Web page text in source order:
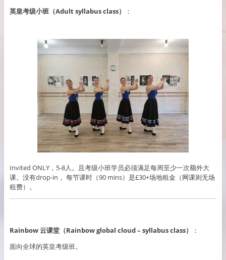
英皇考级小班（Adult syllabus class） ：
Invited ONLY，5-8人。且考级小班学员必须满足每周至少一次额外大
课。没有drop-in， 每节课时（90 mins）是£30+场地租金（网课则无场
租费）。
Rainbow 云课堂（Rainbow global cloud – syllabus class）
：
面向全球的英皇考级班。